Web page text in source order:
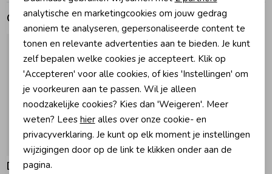
Zomeraccessoires
Kledingaccessoires
Beenmode
Winteraccessoires
Gerelateerde producten
-50% korting
Daily7
Marketing cookies
analytische en marketingcookies om jouw gedrag
anoniem te analyseren, gepersonaliseerde content te
tonen en relevante advertenties aan te bieden. Je kunt
zelf bepalen welke cookies je accepteert. Klik op
'Accepteren' voor alle cookies, of kies 'Instellingen' om
je voorkeuren aan te passen. Wil je alleen
noodzakelijke cookies? Kies dan 'Weigeren'. Meer
weten? Lees hieralles over onze cookie- en
privacyverklaring. Je kunt op elk moment je instellingen
wijzigingen door op de link te klikken onder aan de
pagina.